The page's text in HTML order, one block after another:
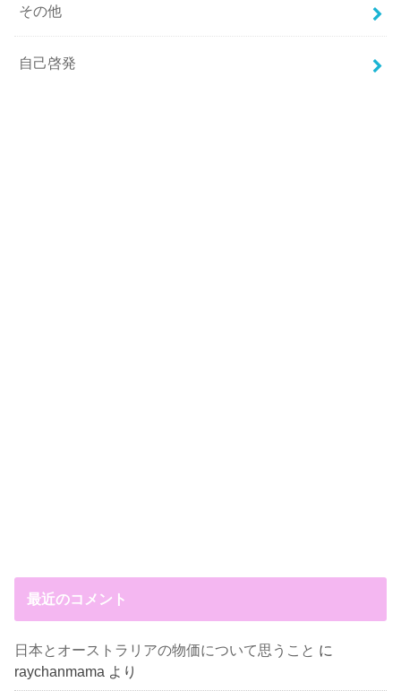
その他
自己啓発
最近のコメント
日本とオーストラリアの物価について思うこと に
raychanmama より